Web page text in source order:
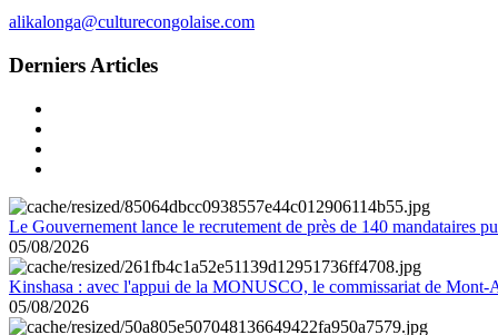
alikalonga@culturecongolaise.com
Derniers Articles
Le Gouvernement lance le recrutement de près de 140 mandataires
05/08/2026
Kinshasa : avec l'appui de la MONUSCO, le commissariat de Mont-
05/08/2026